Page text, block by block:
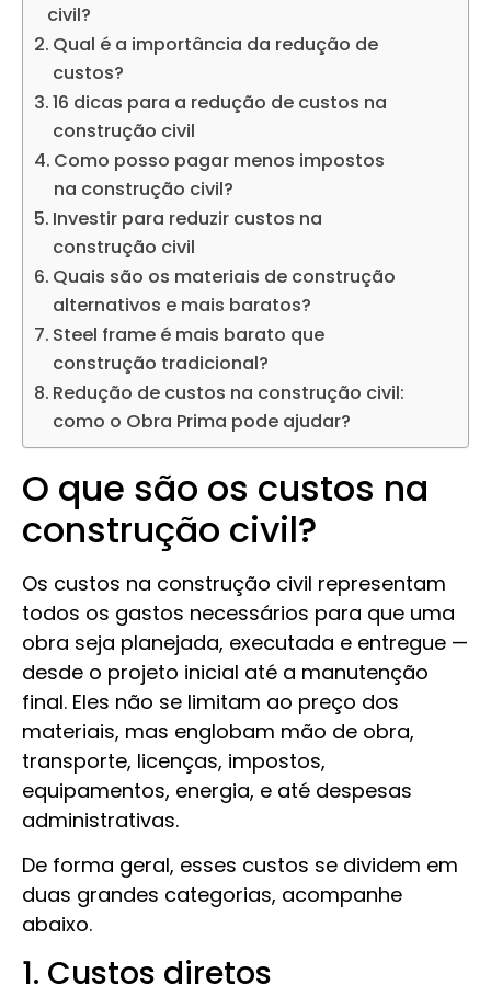
civil?
Qual é a importância da redução de
custos?
16 dicas para a redução de custos na
construção civil
Como posso pagar menos impostos
na construção civil?
Investir para reduzir custos na
construção civil
Quais são os materiais de construção
alternativos e mais baratos?
Steel frame é mais barato que
construção tradicional?
Redução de custos na construção civil:
como o Obra Prima pode ajudar?
O que são os custos na
construção civil?
Os custos na construção civil representam
todos os gastos necessários para que uma
obra seja planejada, executada e entregue —
desde o projeto inicial até a manutenção
final. Eles não se limitam ao preço dos
materiais, mas englobam mão de obra,
transporte, licenças, impostos,
equipamentos, energia, e até despesas
administrativas.
De forma geral, esses custos se dividem em
duas grandes categorias, acompanhe
abaixo.
1. Custos diretos